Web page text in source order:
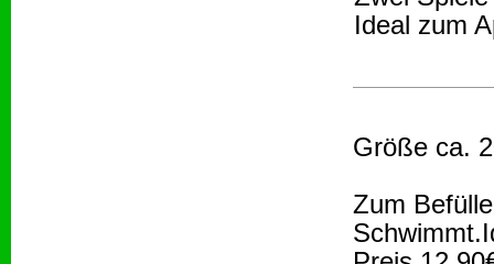
Ideal zum
Größe ca.
Zum